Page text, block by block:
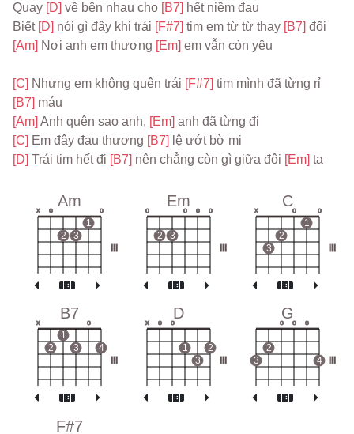
Quay [D] về bên nhau cho [B7] hết niềm đau
Biết [D] nói gì đây khi trái [F#7] tim em từ từ thay [B7] đổi
[Am] Nơi anh em thương [Em] em vẫn còn yêu
[C] Nhưng em không quên trái [F#7]
[B7] máu
[Am] Anh quên sao anh, [Em] anh đã từng đi
[C] Em đây đau thương [B7] lệ ướt bờ mi
[D] Trái tim hết đi [B7] nên chẳng còn gì giữa đôi [Em] ta
Am
x o
2 3
1
o
Em
o
2 3
o o o
C
x
3
2
o
1
o
B7
x
2
1
3
o
4
D
x o o
1
3
2
G
3
2
o o o
4
F#7